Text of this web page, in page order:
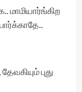
மாமியார்ங்கிற
புது